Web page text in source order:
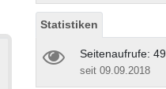
Statistiken
Seitenaufrufe: 49
seit 09.09.2018